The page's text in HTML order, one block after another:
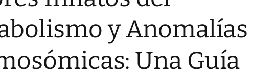
y Anomalías
Una Guía